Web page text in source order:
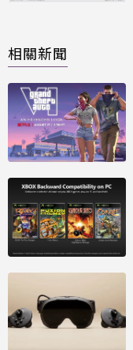
相關新聞